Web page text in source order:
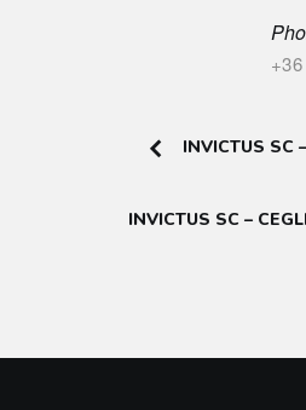
INVICTUS SC
INVICTUS SC –